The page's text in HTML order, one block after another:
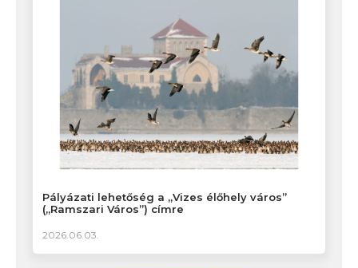
Pályázati lehetőség a „Vizes élőhely város”
(„Ramszari Város”) címre
2026.06.03.